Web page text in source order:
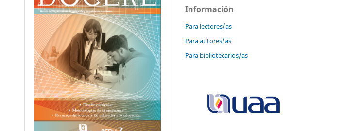
Información
Para lectores/as
Para autores/as
Para bibliotecarios/as